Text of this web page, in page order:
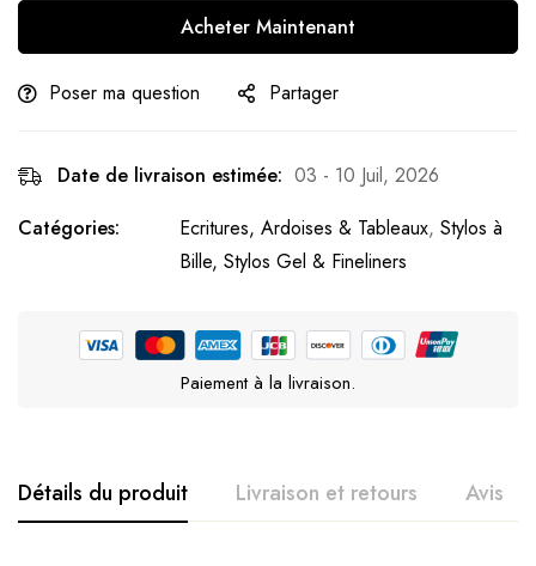
Acheter Maintenant
Poser ma question Partager
Date de livraison estimée: 03 - 10 Juil, 2026
Catégories:
Ecritures, Ardoises & Tableaux, Stylos à
Bille, Stylos Gel & Fineliners
Paiement à la livraison.
Détails du produit Livraison et retours Avis